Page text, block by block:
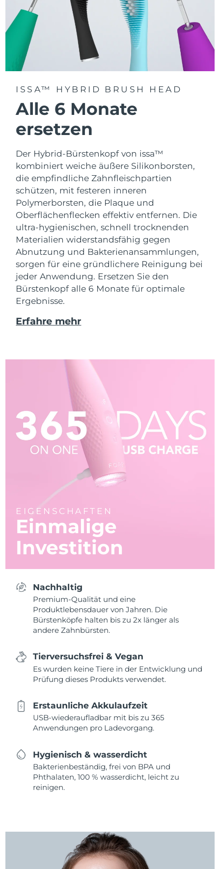
ISSA™ HYBRID BRUSH HEAD
Alle 6 Monate
ersetzen
Der Hybrid-Bürstenkopf von issa™
kombiniert weiche äußere Silikonborsten,
die empfindliche Zahnfleischpartien
schützen, mit festeren inneren
Polymerborsten, die Plaque und
Oberflächenflecken effektiv entfernen. Die
ultra-hygienischen, schnell trocknenden
Materialien widerstandsfähig gegen
Abnutzung und Bakterienansammlungen,
sorgen für eine gründlichere Reinigung bei
jeder Anwendung. Ersetzen Sie den
Bürstenkopf alle 6 Monate für optimale
Ergebnisse.
Erfahre mehr
EIGENSCHAFTEN
Einmalige
Investition
Nachhaltig
Premium-Qualität und eine
Produktlebensdauer von Jahren. Die
Bürstenköpfe halten bis zu 2x länger als
andere Zahnbürsten.
Tierversuchsfrei & Vegan
Es wurden keine Tiere in der Entwicklung und
Prüfung dieses Produkts verwendet.
Erstaunliche Akkulaufzeit
USB-wiederaufladbar mit bis zu 365
Anwendungen pro Ladevorgang.
Hygienisch & wasserdicht
Bakterienbeständig, frei von BPA und
Phthalaten, 100 % wasserdicht, leicht zu
reinigen.